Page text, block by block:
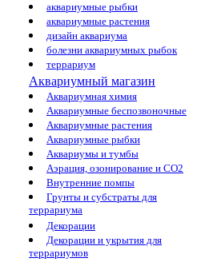
аквариумные рыбки
аквариумные растения
дизайн аквариума
болезни аквариумных рыбок
террариум
Аквариумный магазин
Аквариумная химия
Аквариумные беспозвоночные
Аквариумные растения
Аквариумные рыбки
Аквариумы и тумбы
Аэрация, озонирование и CO2
Внутренние помпы
Грунты и субстраты для
террариума
Декорации
Декорации и укрытия для
террариумов